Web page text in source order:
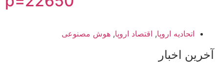
اتحادیه اروپا, اقتصاد اروپا, هوش مصنوعی
آخرین اخبار